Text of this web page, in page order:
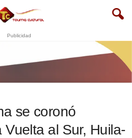
Publicidad
WhatsApp
+573249605958
se coronó
al Sur, Huila-